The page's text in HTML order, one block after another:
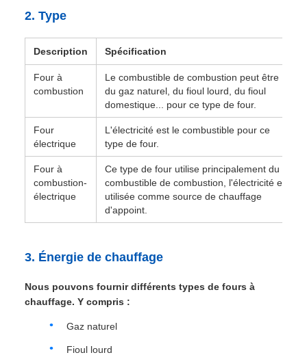
2. Type
Description Spécification
Four à
combustion
Le combustible de combustion peut être
du gaz naturel, du fioul lourd, du fioul
domestique... pour ce type de four.
Four
électrique
L'électricité est le combustible pour ce
type de four.
Four à
combustion-
électrique
Ce type de four utilise principalement du
combustible de combustion, l'électricité est
utilisée comme source de chauffage
d'appoint.
3. Énergie de chauffage
Nous pouvons fournir différents types de fours à
chauffage. Y compris :
Gaz naturel
Fioul lourd